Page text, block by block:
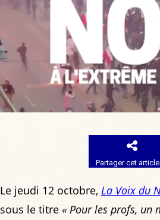
Partager cet article
Le jeudi 12 octobre, La Voix du
sous le titre « Pour les profs, un